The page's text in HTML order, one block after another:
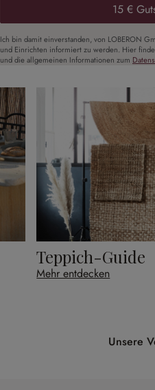
15 €
Ich bin damit einverstanden, von LOBERON
und Einrichten informiert zu werden. Hier
und die allgemeinen Informationen zum
Teppich-Guide
Mehr entdecken
Unsere